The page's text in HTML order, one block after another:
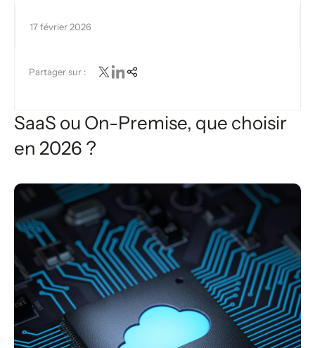
17 février 2026
Partager sur :
SaaS ou On-Premise, que choisir
en 2026 ?